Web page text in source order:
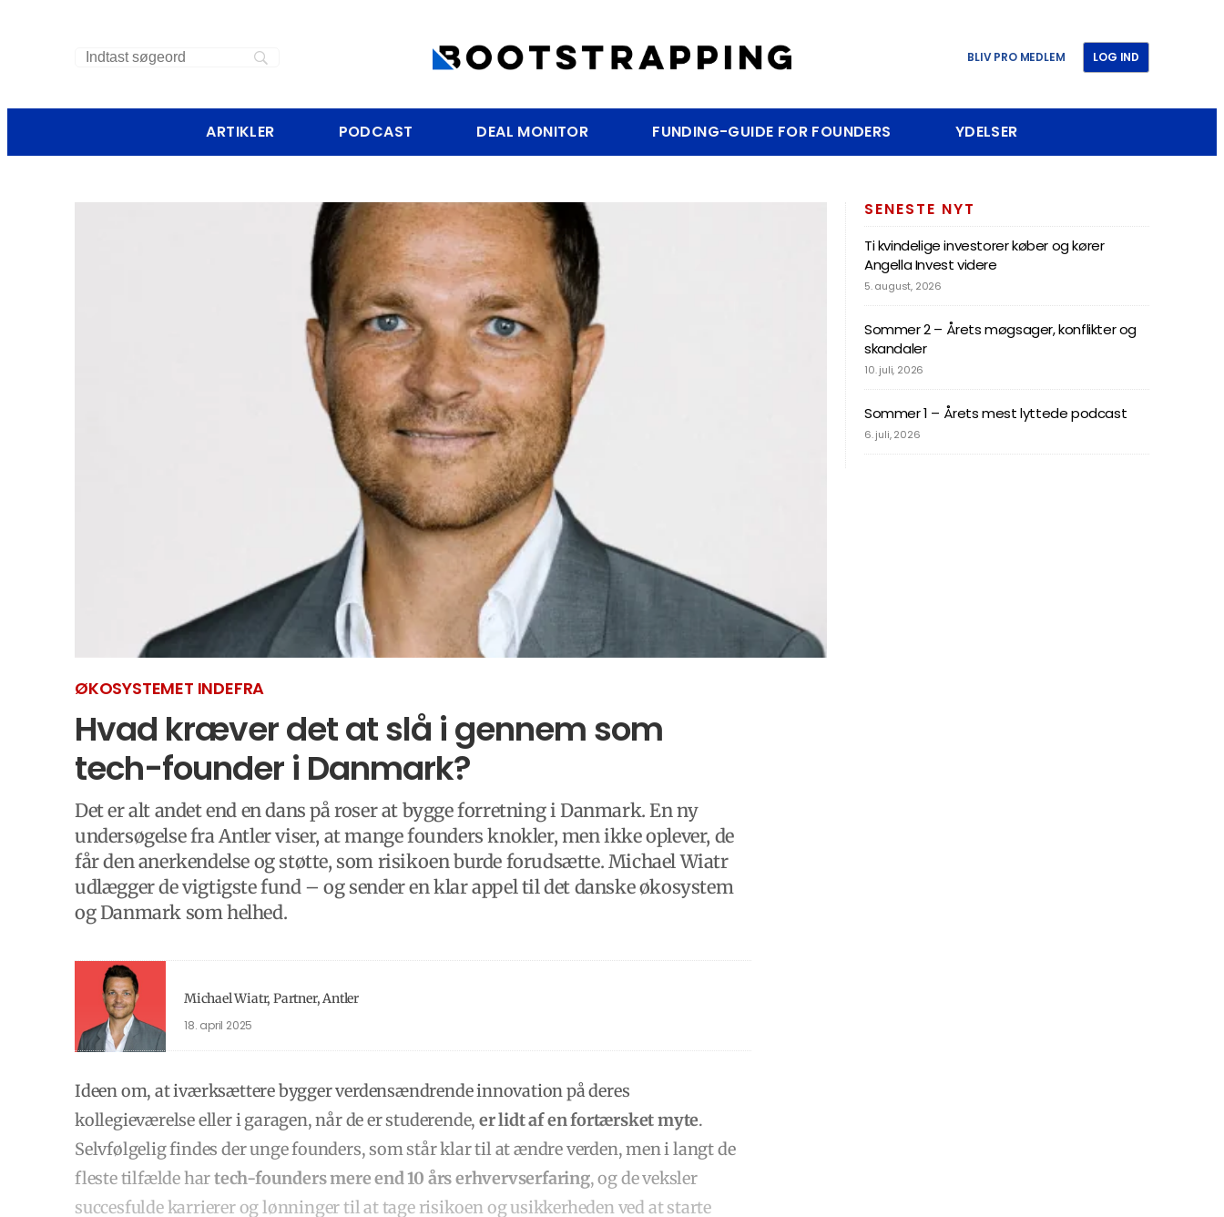
BLIV PRO MEDLEM LOG IND
ARTIKLER PODCAST DEAL MONITOR FUNDING-GUIDE FOR FOUNDERS YDELSER
ØKOSYSTEMET INDEFRA
Hvad kræver det at slå i gennem som
tech-founder i Danmark?
Det er alt andet end en dans på roser at bygge forretning i Danmark. En ny
undersøgelse fra Antler viser, at mange founders knokler, men ikke oplever, de
får den anerkendelse og støtte, som risikoen burde forudsætte. Michael Wiatr
udlægger de vigtigste fund – og sender en klar appel til det danske økosystem
og Danmark som helhed.
Michael Wiatr, Partner, Antler
18. april 2025
Ideen om, at iværksættere bygger verdensændrende innovation på deres
kollegieværelse eller i garagen, når de er studerende, er lidt af en fortærsket myte.
Selvfølgelig findes der unge founders, som står klar til at ændre verden, men i langt de
fleste tilfælde hartech-founders mere end 10 års erhvervserfaring, og de veksler
succesfulde karrierer og lønninger til at tage risikoen og usikkerheden ved at starte
SENESTE NYT
Ti kvindelige investorer køber og kører
Angella Invest videre
5. august, 2026
Sommer 2 – Årets møgsager, konflikter og
skandaler
10. juli, 2026
Sommer 1 – Årets mest lyttede podcast
6. juli, 2026